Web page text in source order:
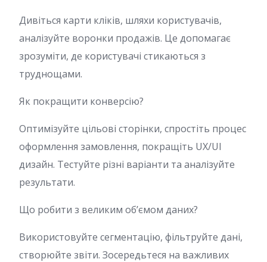
Дивіться карти кліків, шляхи користувачів,
аналізуйте воронки продажів. Це допомагає
зрозуміти, де користувачі стикаються з
труднощами.
Як покращити конверсію?
Оптимізуйте цільові сторінки, спростіть процес
оформлення замовлення, покращіть UX/UI
дизайн. Тестуйте різні варіанти та аналізуйте
результати.
Що робити з великим об’ємом даних?
Використовуйте сегментацію, фільтруйте дані,
створюйте звіти. Зосередьтеся на важливих